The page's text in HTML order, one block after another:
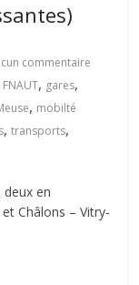
commentaire
FNAUT, gares,
, mobilté
,transports,
deux en
Châlons – Vitry-